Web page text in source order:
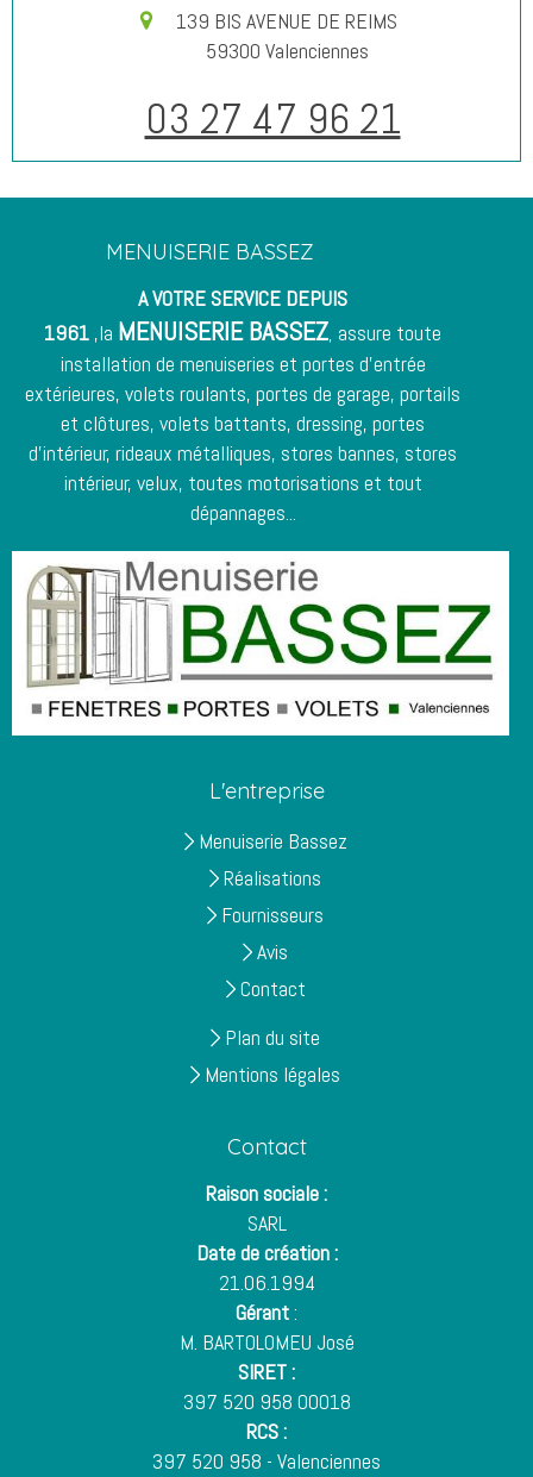
139 BIS AVENUE DE REIMS
59300 Valenciennes
03 27 47 96 21
MENUISERIE BASSEZ
A VOTRE SERVICE DEPUIS
1961 ,la MENUISERIE BASSEZ, assure toute
installation de menuiseries et portes d'entrée
extérieures, volets roulants, portes de garage, portails
et clôtures, volets battants, dressing, portes
d'intérieur, rideaux métalliques, stores bannes, stores
intérieur, velux, toutes motorisations et tout
dépannages...
L'entreprise
Menuiserie Bassez
Réalisations
Fournisseurs
Avis
Contact
Plan du site
Mentions légales
Contact
Raison sociale :
SARL
Date de création :
21.06.1994
Gérant:
M. BARTOLOMEU José
SIRET :
397 520 958 00018
RCS :
397 520 958 - Valenciennes